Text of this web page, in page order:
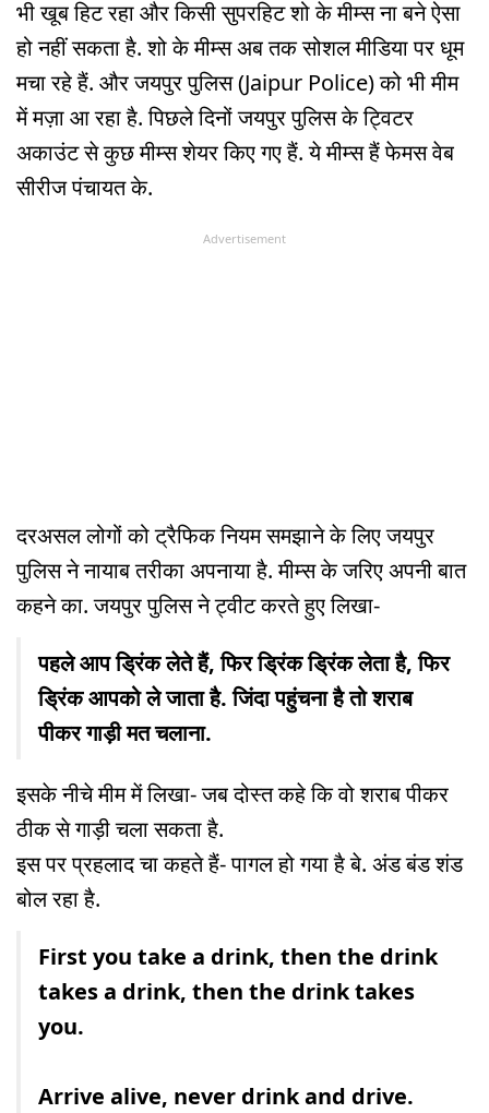
भी खूब हिट रहा और किसी सुपरहिट शो के मीम्स ना बने ऐसा
हो नहीं सकता है. शो के मीम्स अब तक सोशल मीडिया पर धूम
मचा रहे हैं. और जयपुर पुलिस (Jaipur Police) को भी मीम
में मज़ा आ रहा है. पिछले दिनों जयपुर पुलिस के ट्विटर
अकाउंट से कुछ मीम्स शेयर किए गए हैं. ये मीम्स हैं फेमस वेब
सीरीज पंचायत के.
Advertisement
दरअसल लोगों को ट्रैफिक नियम समझाने के लिए जयपुर
पुलिस ने नायाब तरीका अपनाया है. मीम्स के जरिए अपनी बात
कहने का. जयपुर पुलिस ने ट्वीट करते हुए लिखा-
पहले आप ड्रिंक लेते हैं, फिर ड्रिंक ड्रिंक लेता है, फिर
ड्रिंक आपको ले जाता है. जिंदा पहुंचना है तो शराब
पीकर गाड़ी मत चलाना.
इसके नीचे मीम में लिखा- जब दोस्त कहे कि वो शराब पीकर
ठीक से गाड़ी चला सकता है.
इस पर प्रहलाद चा कहते हैं- पागल हो गया है बे. अंड बंड शंड
बोल रहा है.
First you take a drink, then the drink
takes a drink, then the drink takes
you.
Arrive alive, never drink and drive.